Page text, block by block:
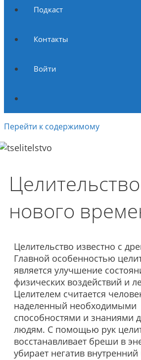
Подкаст
Контакты
Войти
Перейти к содержимому
Целительство
нового
Целительство известно с
Главной особенностью
является улучшение
физических воздействий и
Целителем считается
наделенный необходимыми
способностями и знаниями
людям. С помощью рук
восстанавливает бреши в
убирает негатив